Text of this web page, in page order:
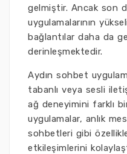
gelmiştir. Ancak son
uygulamalarının
bağlantılar daha da
derinleşmektedir.
Aydın sohbet
tabanlı veya sesli
ağ deneyimini farklı
uygulamalar, anlık
sohbetleri gibi
etkileşimlerini